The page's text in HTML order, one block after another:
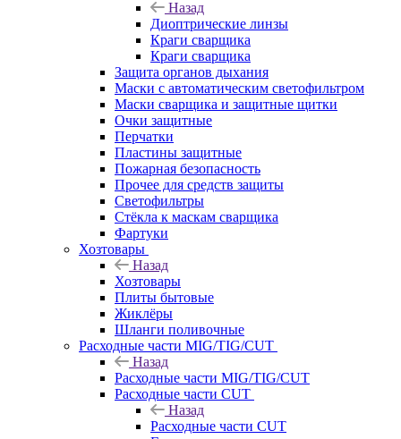
Назад
Диоптрические линзы
Краги сварщика
Краги сварщика
Защита органов дыхания
Маски с автоматическим светофильтром
Маски сварщика и защитные щитки
Очки защитные
Перчатки
Пластины защитные
Пожарная безопасность
Прочее для средств защиты
Светофильтры
Стёкла к маскам сварщика
Фартуки
Хозтовары
Назад
Хозтовары
Плиты бытовые
Жиклёры
Шланги поливочные
Расходные части MIG/TIG/CUT
Назад
Расходные части MIG/TIG/CUT
Расходные части CUT
Назад
Расходные части CUT